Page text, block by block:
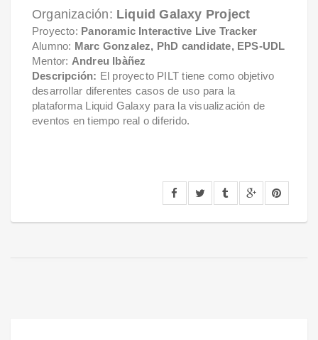
Organización: Liquid Galaxy Project
Proyecto: Panoramic Interactive Live Tracker
Alumno: Marc Gonzalez, PhD candidate, EPS-UDL
Mentor: Andreu Ibàñez
Descripción: El proyecto PILT tiene como objetivo
desarrollar diferentes casos de uso para la
plataforma Liquid Galaxy para la visualización de
eventos en tiempo real o diferido.